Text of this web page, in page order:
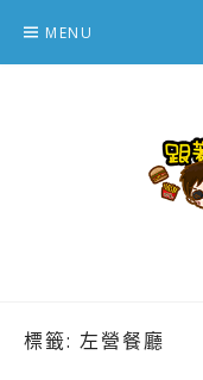
content
MENU
標籤: 左營餐廳